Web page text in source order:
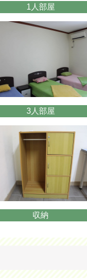
1人部屋
3人部屋
収納